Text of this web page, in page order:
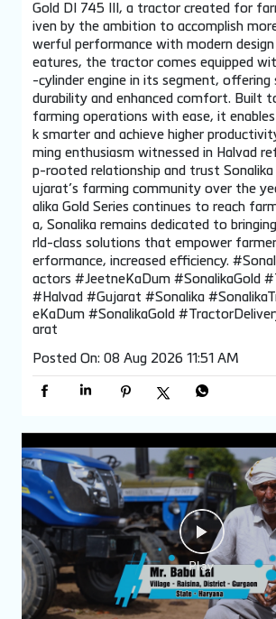
Gold DI 745 III, a tractor created for
iven by the ambition to accomplish
werful performance with modern design
eatures, the tractor comes equipped
-cylinder engine in its segment, offering
durability and enhanced comfort. Built
farming operations with ease, it
k smarter and achieve higher
ming enthusiasm witnessed in Halvad
p-rooted relationship and trust
ujarat’s farming community over the
alika Gold Series continues to reach
a, Sonalika remains dedicated to
rld-class solutions that empower
erformance, increased efficiency.
actors #JeetneKaDum #SonalikaGold
#Halvad #Gujarat #Sonalika
eKaDum #SonalikaGold
arat
Posted On: 08 Aug 2026 11:51 AM